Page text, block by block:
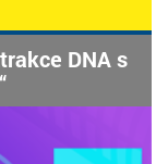
DNA s